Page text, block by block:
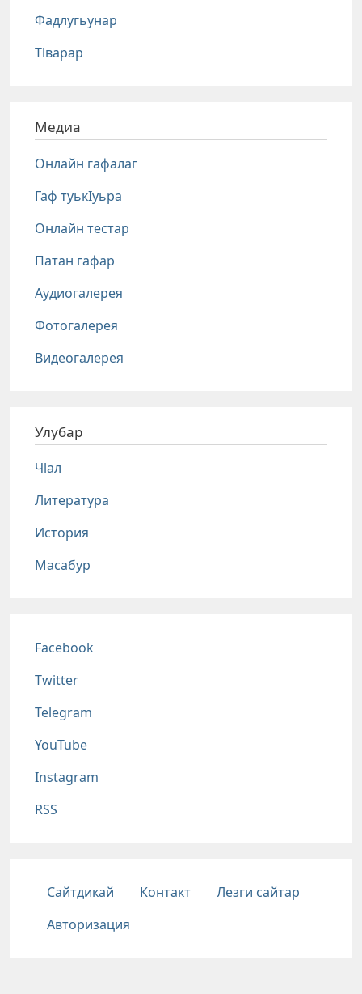
Фадлугьунар
Тlварар
Медиа
Онлайн гафалаг
Гаф туькIуьра
Онлайн тестар
Патан гафар
Аудиогалерея
Фотогалерея
Видеогалерея
Улубар
Чlал
Литература
История
Масабур
Соц сети
Facebook
Twitter
Telegram
YouTube
Instagram
RSS
Подвал
Сайтдикай Контакт
Лезги сайтар
Авторизация